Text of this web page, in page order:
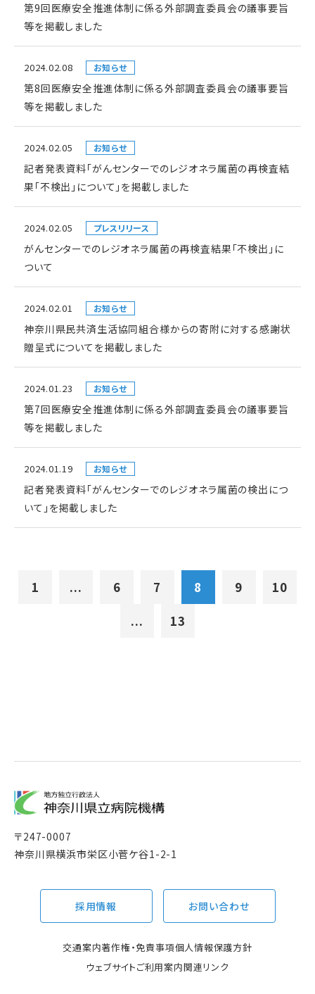
第9回医療安全推進体制に係る外部調査委員会の議事要旨
等を掲載しました
2024.02.08 お知らせ
第8回医療安全推進体制に係る外部調査委員会の議事要旨
等を掲載しました
2024.02.05 お知らせ
記者発表資料「がんセンターでのレジオネラ属菌の再検査結
果「不検出」について」を掲載しました
2024.02.05 プレスリリース
がんセンターでのレジオネラ属菌の再検査結果「不検出」に
ついて
2024.02.01 お知らせ
神奈川県民共済生活協同組合様からの寄附に対する感謝状
贈呈式についてを掲載しました
2024.01.23 お知らせ
第7回医療安全推進体制に係る外部調査委員会の議事要旨
等を掲載しました
2024.01.19 お知らせ
記者発表資料「がんセンターでのレジオネラ属菌の検出につ
いて」を掲載しました
1 ... 6 7 8 9
10
...
13
〒247-0007
神奈川県横浜市栄区小菅ケ谷1-2-1
採用情報 お問い合わせ
交通案内著作権・免責事項個人情報保護方針
ウェブサイトご利用案内関連リンク